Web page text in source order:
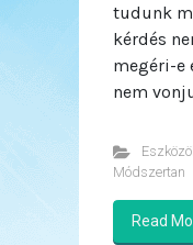
tudunk
kérdés
megéri-e
nem
Módszertan
Read